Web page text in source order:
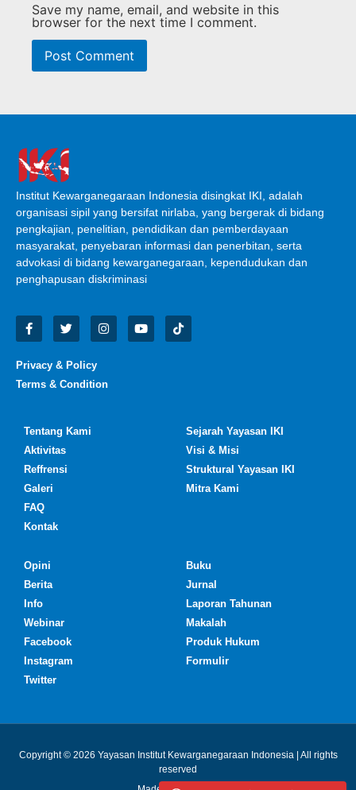
Save my name, email, and website in this
browser for the next time I comment.
Institut Kewarganegaraan Indonesia disingkat IKI, adalah
organisasi sipil yang bersifat nirlaba, yang bergerak di bidang
pengkajian, penelitian, pendidikan dan pemberdayaan
masyarakat, penyebaran informasi dan penerbitan, serta
advokasi di bidang kewarganegaraan, kependudukan dan
penghapusan diskriminasi
Privacy & Policy
Terms & Condition
Tentang Kami
Aktivitas
Reffrensi
Galeri
FAQ
Kontak
Sejarah Yayasan IKI
Visi & Misi
Struktural Yayasan IKI
Mitra Kami
Opini
Berita
Info
Webinar
Facebook
Instagram
Twitter
Buku
Jurnal
Laporan Tahunan
Makalah
Produk Hukum
Formulir
Copyright © 2026 Yayasan Institut Kewarganegaraan Indonesia | All rights
reserved